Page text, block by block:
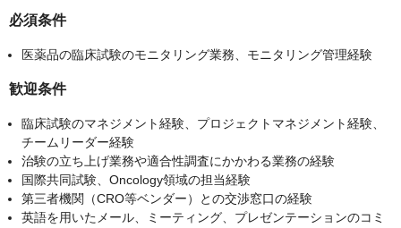
必須条件
医薬品の臨床試験のモニタリング業務、モニタリング管理経験
歓迎条件
臨床試験のマネジメント経験、プロジェクトマネジメント経験、
チームリーダー経験
治験の立ち上げ業務や適合性調査にかかわる業務の経験
国際共同試験、Oncology領域の担当経験
第三者機関（CRO等ベンダー）との交渉窓口の経験
英語を用いたメール、ミーティング、プレゼンテーションのコミ